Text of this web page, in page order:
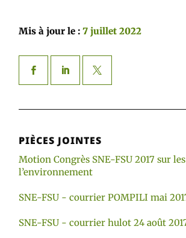
Mis à jour le :7 juillet 2022
PIÈCES JOINTES
Motion Congrès SNE-FSU 2017 sur
l’environnement
SNE-FSU - courrier POMPILI mai
SNE-FSU - courrier hulot 24 août